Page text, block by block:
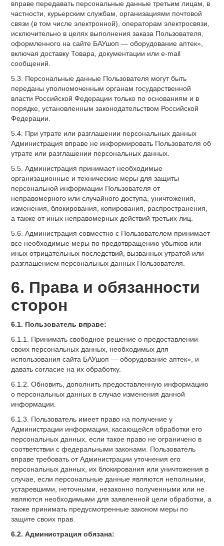
вправе передавать персональные данные третьим лицам, в
частности, курьерским службам, организациями почтовой
связи (в том числе электронной), операторам электросвязи,
исключительно в целях выполнения заказа Пользователя,
оформленного на сайте БАУшоп — оборудование аптек»,
включая доставку Товара, документации или e-mail
сообщений.
5.3. Персональные данные Пользователя могут быть
переданы уполномоченным органам государственной
власти Российской Федерации только по основаниям и в
порядке, установленным законодательством Российской
Федерации.
5.4. При утрате или разглашении персональных данных
Администрация вправе не информировать Пользователя об
утрате или разглашении персональных данных.
5.5. Администрация принимает необходимые
организационные и технические меры для защиты
персональной информации Пользователя от
неправомерного или случайного доступа, уничтожения,
изменения, блокирования, копирования, распространения,
а также от иных неправомерных действий третьих лиц.
5.6. Администрация совместно с Пользователем принимает
все необходимые меры по предотвращению убытков или
иных отрицательных последствий, вызванных утратой или
разглашением персональных данных Пользователя.
6. Права и обязанности
сторон
6.1. Пользователь вправе:
6.1.1. Принимать свободное решение о предоставлении
своих персональных данных, необходимых для
использования сайта БАУшоп — оборудование аптек», и
давать согласие на их обработку.
6.1.2. Обновить, дополнить предоставленную информацию
о персональных данных в случае изменения данной
информации.
6.1.3. Пользователь имеет право на получение у
Администрации информации, касающейся обработки его
персональных данных, если такое право не ограничено в
соответствии с федеральными законами. Пользователь
вправе требовать от Администрации уточнения его
персональных данных, их блокирования или уничтожения в
случае, если персональные данные являются неполными,
устаревшими, неточными, незаконно полученными или не
являются необходимыми для заявленной цели обработки, а
также принимать предусмотренные законом меры по
защите своих прав.
6.2. Администрация обязана: